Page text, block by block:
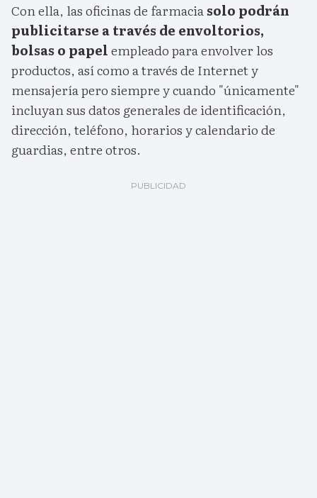
Con ella, las oficinas de farmaciasolo podrán
publicitarse a través de envoltorios,
bolsas o papelempleado para envolver los
productos, así como a través de Internet y
mensajería pero siempre y cuando "únicamente"
incluyan sus datos generales de identificación,
dirección, teléfono, horarios y calendario de
guardias, entre otros.